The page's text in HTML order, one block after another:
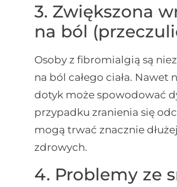
3. Zwiększona
na ból
Osoby z fibromialgią są
na ból całego ciała. Nawet
dotyk może spowodować
przypadku zranienia się
mogą trwać znacznie
zdrowych.
4. Problemy ze